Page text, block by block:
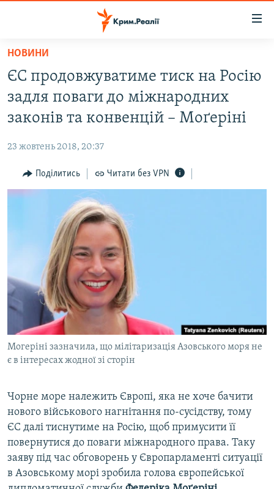
Перейти
основного
матеріалу
до
основної
Перейти
до
ВОДА.КРИМ
ВІДЕО ТА ФОТО
БЛОГИ
ПОГЛЯД
ІНТЕРВ'Ю
ВСЕ ЗА ДЕНЬ
СПЕЦПРОЕКТИ
ДЕПОРТАЦІЯ
ВІДЕОУРОКИ «ELIFBE»
СВІДЧЕННЯ ОКУПАЦІЇ
УКРАЇНСЬКА ПРОБЛЕМА КРИМУ
ІНФОГРАФІКА
ЯК ОБІЙТИ БЛОКУВАННЯ
Русский
Qırımtatar
ДОЛУЧАЙСЯ!
Усі сайти RFE/RL
НОВИНИ
ЄС продовжуватиме тиск на Росію
задля поваги до міжнародних
законів та конвенцій – Моґеріні
23 жовтень 2018, 20:37
Поділитись Читати без VPN
Могеріні зазначила, що мілітаризація Азовського моря не
є в інтересах жодної зі сторін
Чорне море належить Європі, яка не хоче бачити
нового військового нагнітання по-сусідству, тому
ЄС далі тиснутиме на Росію, щоб примусити її
повернутися до поваги міжнародного права. Таку
заяву під час обговорень у Європарламенті ситуації
в Азовському морі зробила голова європейської